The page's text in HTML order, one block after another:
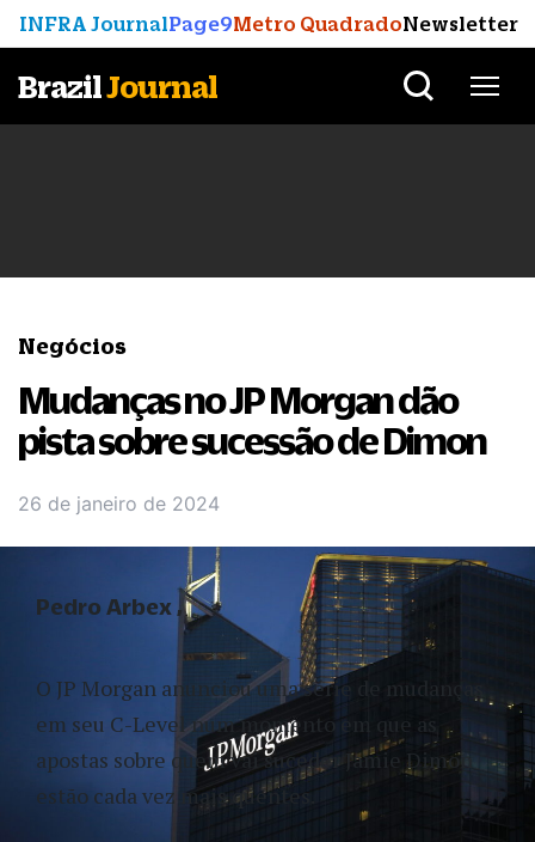
INFRA JournalPage9Metro QuadradoNewsletter
BrazilJournal
Negócios
Mudanças no JP Morgan dão
pista sobre sucessão de Dimon
26 de janeiro de 2024
O JP Morgan anunciou uma série de mudanças
em seu C-Level num momento em que as
apostas sobre quem vai suceder Jamie Dimon
estão cada vez mais quentes.
Pedro Arbex